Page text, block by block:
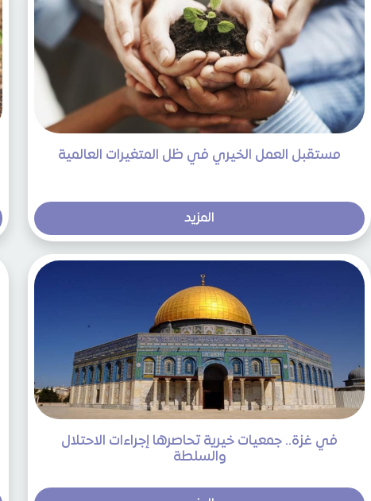
مستقبل العمل الخيري في ظل المتغيرات العالمية
المزيد
في غزة.. جمعيات خيرية تحاصرها إجراءات الاحتلال
والسلطة